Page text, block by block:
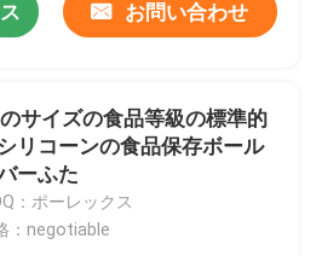
お問い合わせ
サイズの食品等級の標準的
リコーンの食品保存ボール
ーふた
：ポーレックス
：negotiable